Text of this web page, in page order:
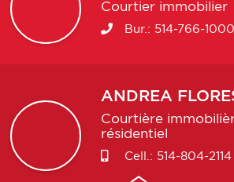
Courtier immobilier
Bur.: 514-766-1000
ANDREA
Courtière
résidentiel
Cell.: 514-804-2114